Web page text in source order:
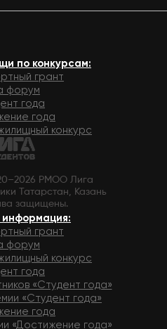
по конкурсам:
грант
форум
года
года
конкурс
РМОО Лига
Татарстан, Казань
защищены.
информация:
грант
форум
конкурс
года
«Студент года»
«Студент года»
года
«Достижение года»